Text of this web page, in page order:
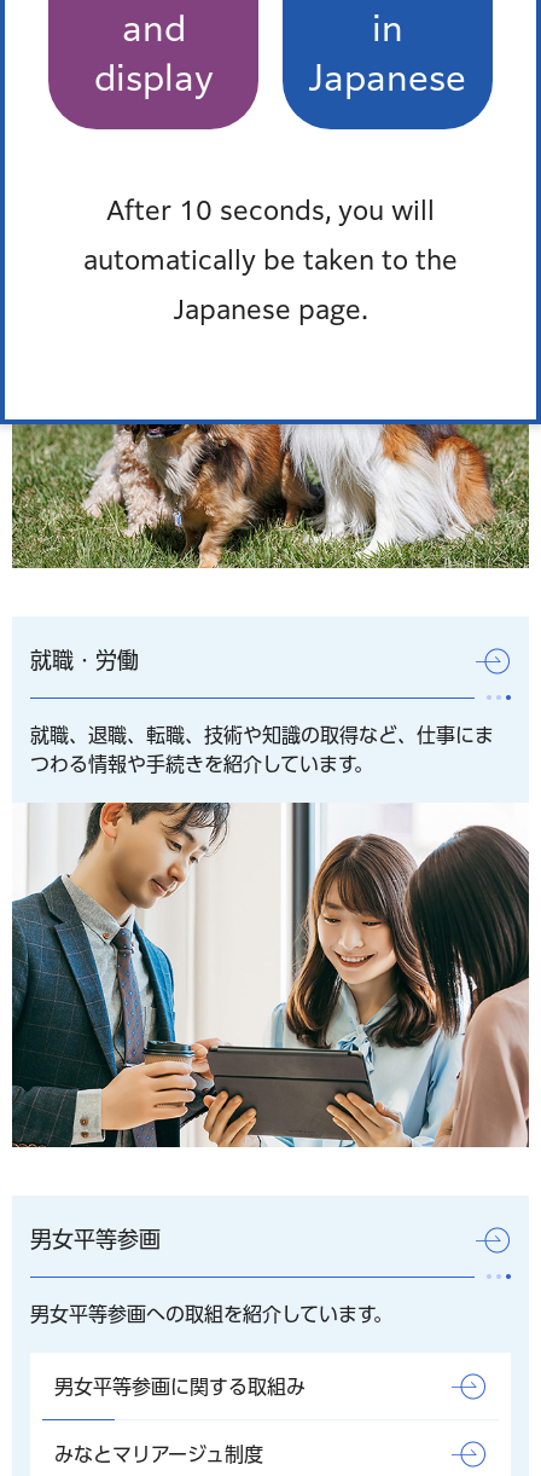
その他
就職・労働
就職、退職、転職、技術や知識の取得など、仕事にま
つわる情報や手続きを紹介しています。
男女平等参画
男女平等参画への取組を紹介しています。
男女平等参画に関する取組み
みなとマリアージュ制度